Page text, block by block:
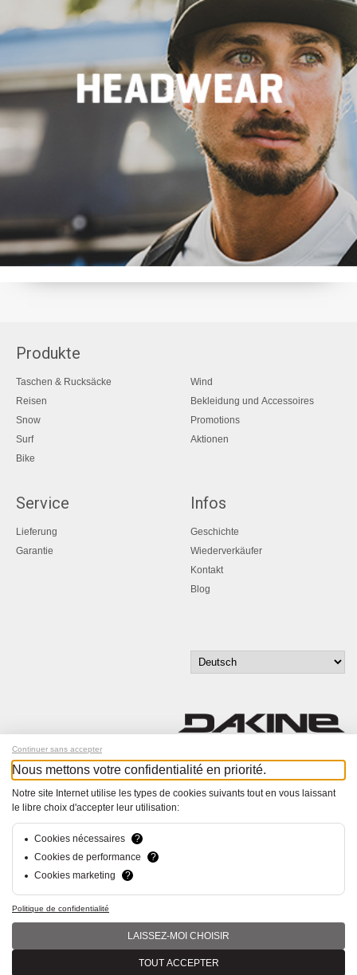
Produkte
Taschen & Rucksäcke
Reisen
Snow
Surf
Bike
Wind
Bekleidung und Accessoires
Promotions
Aktionen
Service
Lieferung
Garantie
Infos
Geschichte
Wiederverkäufer
Kontakt
Blog
Melde dich für unseren Newsletter an!
Alle Rechte vorbehalten
hsolutions.ch
Continuer sans accepter
Nous mettons votre confidentialité en priorité.
Notre site Internet utilise les types de cookies suivants tout en vous laissant
le libre choix d'accepter leur utilisation:
Cookies nécessaires
?
Cookies de performance
?
Cookies marketing
?
Politique de confidentialité
LAISSEZ-MOI CHOISIR
TOUT ACCEPTER